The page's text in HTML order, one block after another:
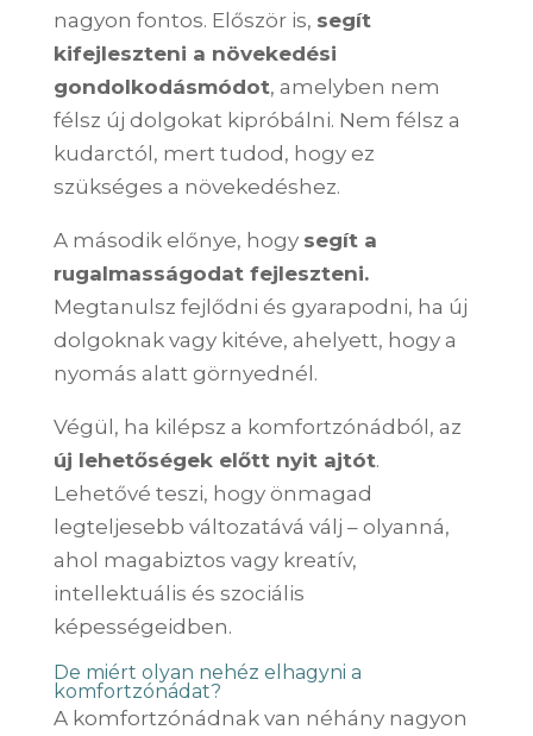
nagyon fontos. Először is, segít
kifejleszteni a növekedési
gondolkodásmódot, amelyben nem
félsz új dolgokat kipróbálni. Nem félsz a
kudarctól, mert tudod, hogy ez
szükséges a növekedéshez.
A második előnye, hogy segít a
rugalmasságodat fejleszteni.
Megtanulsz fejlődni és gyarapodni, ha új
dolgoknak vagy kitéve, ahelyett, hogy a
nyomás alatt görnyednél.
Végül, ha kilépsz a komfortzónádból, az
új lehetőségek előtt nyit ajtót.
Lehetővé teszi, hogy önmagad
legteljesebb változatává válj – olyanná,
ahol magabiztos vagy kreatív,
intellektuális és szociális
képességeidben.
De miért olyan nehéz elhagyni a
komfortzónádat?
A komfortzónádnak van néhány nagyon